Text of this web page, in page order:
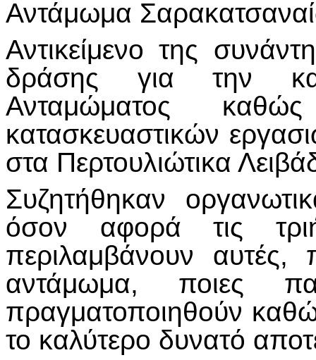
Αντάμωμα
Αντικείμενο της
δράσης για την
Ανταμώματος
κατασκευαστικών
στα Περτουλιώτικα
Συζητήθηκαν
όσον αφορά τις
περιλαμβάνουν αυτές,
αντάμωμα, ποιες
πραγματοποιηθούν
το καλύτερο δυνατό